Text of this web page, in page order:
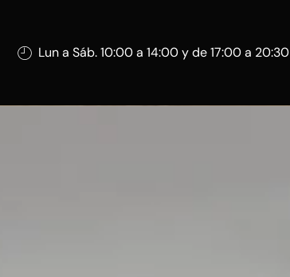
Lun a Sáb. 10:00 a 14:00 y de 17:00 a 20:30